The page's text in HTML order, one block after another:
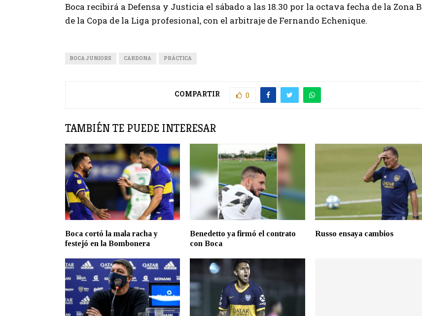
Boca recibirá a Defensa y Justicia el sábado a las 18.30 por la octava fecha de la Zona B
de la Copa de la Liga profesional, con el arbitraje de Fernando Echenique.
BOCA JUNIORS CARDONA PRÁCTICA
COMPARTIR 0
TAMBIÉN TE PUEDE INTERESAR
Boca cortó la mala racha y
festejó en la Bombonera
Benedetto ya firmó el contrato
con Boca
Russo ensaya cambios